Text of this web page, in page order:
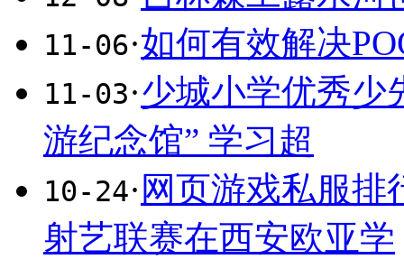
11-06·如何有效解决
11-03·少城小学优秀少
游纪念馆” 学习超
10-24· 网页游戏私服排
射艺联赛在西安欧亚学